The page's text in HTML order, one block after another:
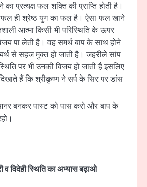
का प्रत्यक्ष फल शक्ति की प्राप्ति होती है।
ही श्रेष्ठ युग का फल है। ऐसा फल खाने
आत्मा किसी भी परिस्थिति के ऊपर
पा लेती है। वह समर्थ बाप के साथ होने
से सहज मुक्त हो जाती है। जहरीले सांप
पर भी उनकी विजय हो जाती है इसलिए
हैं कि श्रीकृष्ण ने सर्प के सिर पर डांस
बनकर पास्ट को पास करो और बाप के
व विदेही स्थिति का अभ्यास बढ़ाओ